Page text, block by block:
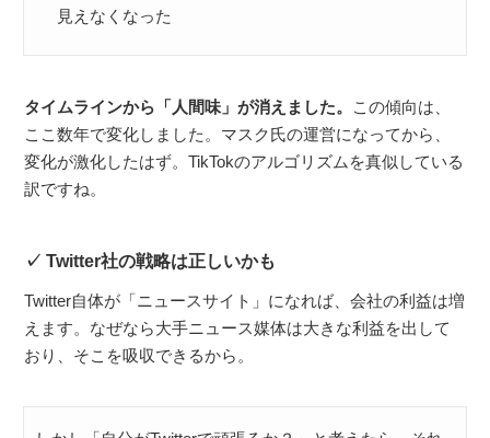
見えなくなった
タイムラインから「人間味」が消えました。 この傾向は、
ここ数年で変化しました。マスク氏の運営になってから、
変化が激化したはず。TikTokのアルゴリズムを真似している
訳ですね。
Twitter社の戦略は正しいかも
Twitter自体が「ニュースサイト」になれば、会社の利益は増
えます。なぜなら大手ニュース媒体は大きな利益を出して
おり、そこを吸収できるから。